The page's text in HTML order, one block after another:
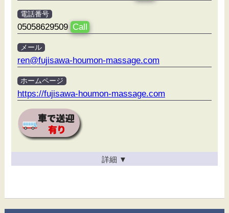
電話番号
05058629509 Call
メール
ren@fujisawa-houmon-massage.com
ホームページ
https://fujisawa-houmon-massage.com
詳細 ▼